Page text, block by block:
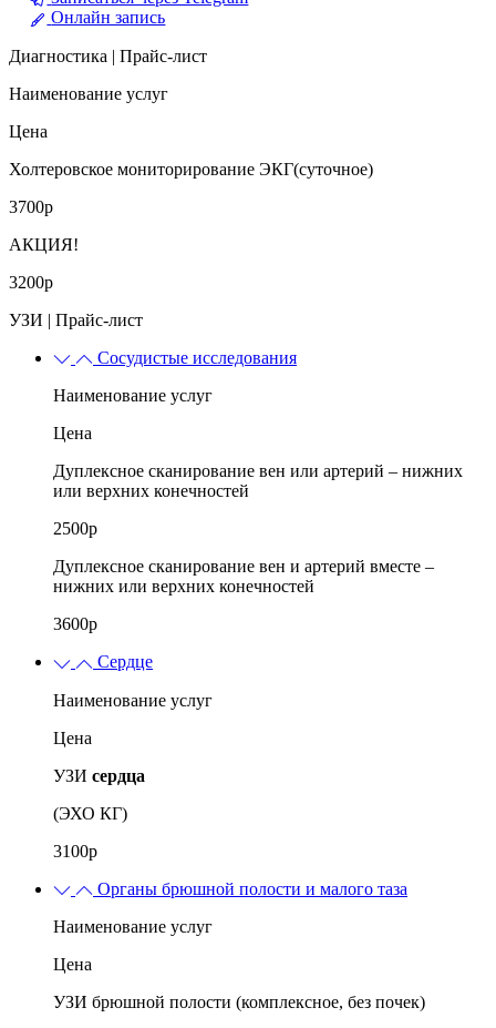
Онлайн запись
Диагностика | Прайс-лист
Наименование услуг
Цена
Холтеровское мониторирование ЭКГ(суточное)
3700р
АКЦИЯ!
3200р
УЗИ | Прайс-лист
Сосудистые исследования
Наименование услуг
Цена
Дуплексное сканирование вен или артерий – нижних
или верхних конечностей
2500р
Дуплексное сканирование вен и артерий вместе –
нижних или верхних конечностей
3600р
Сердце
Наименование услуг
Цена
УЗИ сердца
(ЭХО КГ)
3100р
Органы брюшной полости и малого таза
Наименование услуг
Цена
УЗИ брюшной полости (комплексное, без почек)